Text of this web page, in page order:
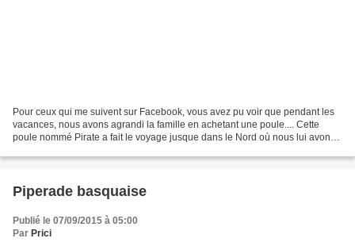
Pour ceux qui me suivent sur Facebook, vous avez pu voir que pendant les
vacances, nous avons agrandi la famille en achetant une poule.... Cette
poule nommé Pirate a fait le voyage jusque dans le Nord où nous lui avons
Piperade basquaise
Publié le 07/09/2015 à 05:00
Par Prici